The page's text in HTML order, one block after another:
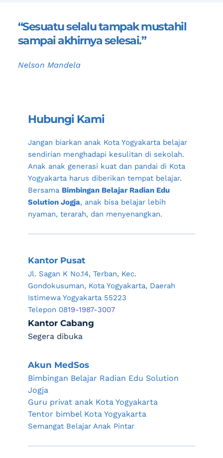
“Sesuatu selalu tampak mustahil
sampai akhirnya selesai.”
Nelson Mandela
Hubungi Kami
Jangan biarkan anak Kota Yogyakarta belajar
sendirian menghadapi kesulitan di sekolah.
Anak anak generasi kuat dan pandai di Kota
Yogyakarta harus diberikan tempat belajar.
Bersama Bimbingan Belajar Radian Edu
Solution Jogja, anak bisa belajar lebih
nyaman, terarah, dan menyenangkan.
Kantor Pusat
Jl. Sagan K No.14, Terban, Kec.
Gondokusuman, Kota Yogyakarta, Daerah
Istimewa Yogyakarta 55223
Telepon 0819-1987-3007
Kantor Cabang
Segera dibuka
Akun MedSos
Bimbingan Belajar Radian Edu Solution
Jogja
Guru privat anak Kota Yogyakarta
Tentor bimbel Kota Yogyakarta
Semangat Belajar Anak Pintar